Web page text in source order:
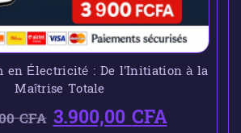
en Électricité : De l’Initiation à la
Maîtrise Totale
CFA 3.900,00CFA